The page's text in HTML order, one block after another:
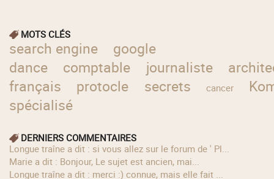
MOTS CLÉS
search engine
google
dance
comptable journaliste
français
protocle secrets cancer
spécialisé
DERNIERS COMMENTAIRES
longue traîne a dit : si vous allez sur le forum de ' Pl...
Marie a dit : Bonjour, Le sujet est ancien, mai...
longue traîne a dit : merci :) connue, mais elle fait ...